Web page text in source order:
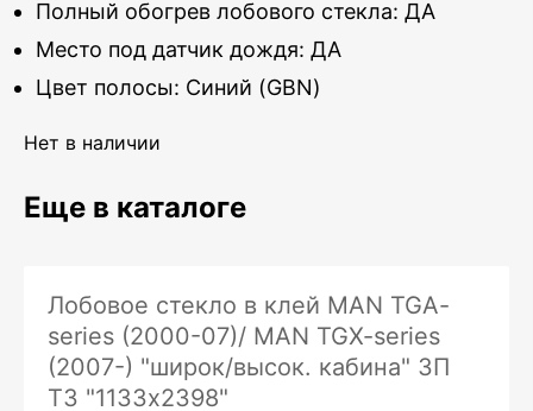
Полный обогрев лобового стекла: ДА
Место под датчик дождя: ДА
Цвет полосы: Синий (GBN)
Нет в наличии
Еще в каталоге
Лобовое стекло в клей MAN TGA-
series (2000-07)/ MAN TGX-series
(2007-) "широк/высок. кабина" ЗП
ТЗ "1133х2398"